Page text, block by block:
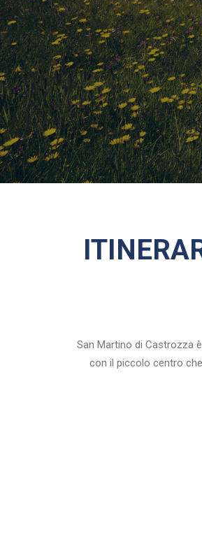
San Martino di Castrozza
con il piccolo centro